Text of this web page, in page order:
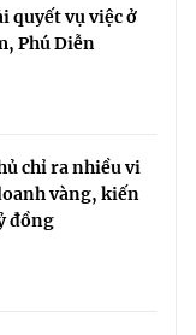
quyết vụ việc ở
Phú Diễn
chỉ ra nhiều vi
vàng, kiến
đồng